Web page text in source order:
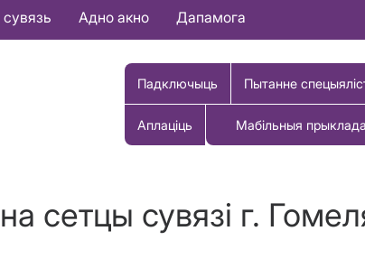
Адно акно Дапамога
Падключыць Пытанне
Аплаціць Мабільныя
сетцы сувязі г.